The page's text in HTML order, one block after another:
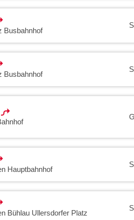
Busbahnhof
Busbahnhof
Hauptbahnhof
Bühlau Ullersdorfer Platz